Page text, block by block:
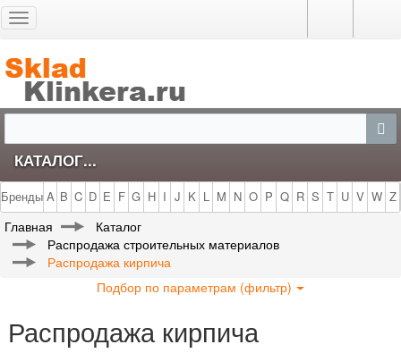
Toggle
КАТАЛОГ...
Бренды A B C D E F G H I J K L M N O P Q R S T U V W Z
Главная
Каталог
Распродажа строительных материалов
Распродажа кирпича
Подбор по параметрам (фильтр)
Распродажа кирпича